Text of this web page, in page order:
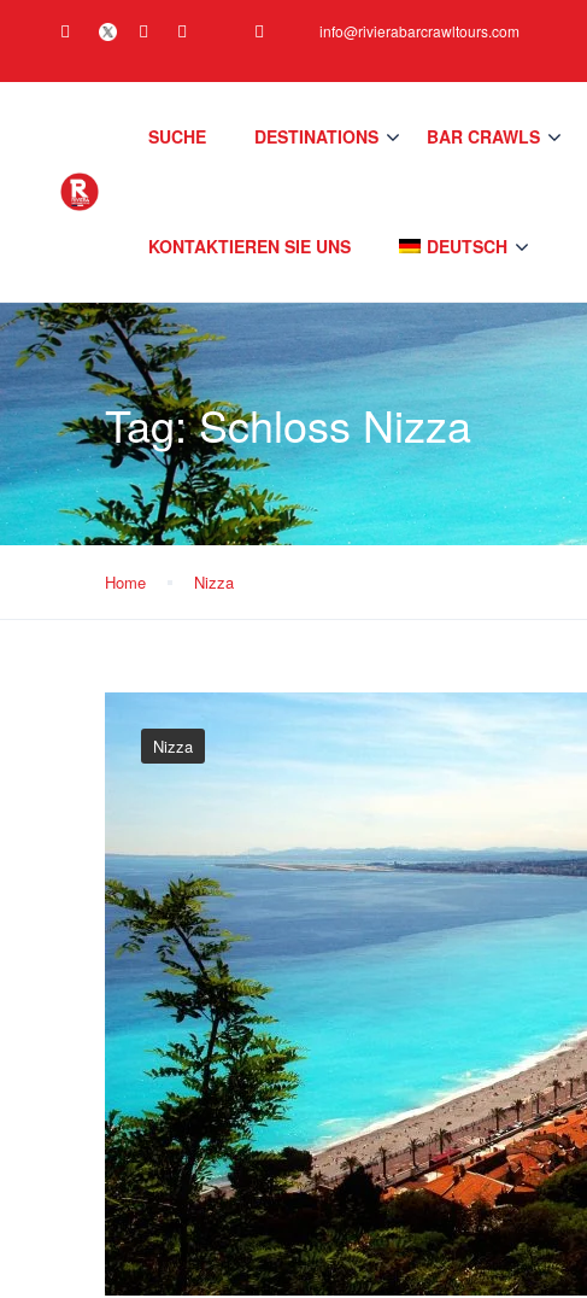
info@rivierabarcrawltours.com
SUCHE DESTINATIONS BAR CRAWLS
KONTAKTIEREN SIE UNS DEUTSCH
Tag:Schloss Nizza
Home Nizza
Nizza